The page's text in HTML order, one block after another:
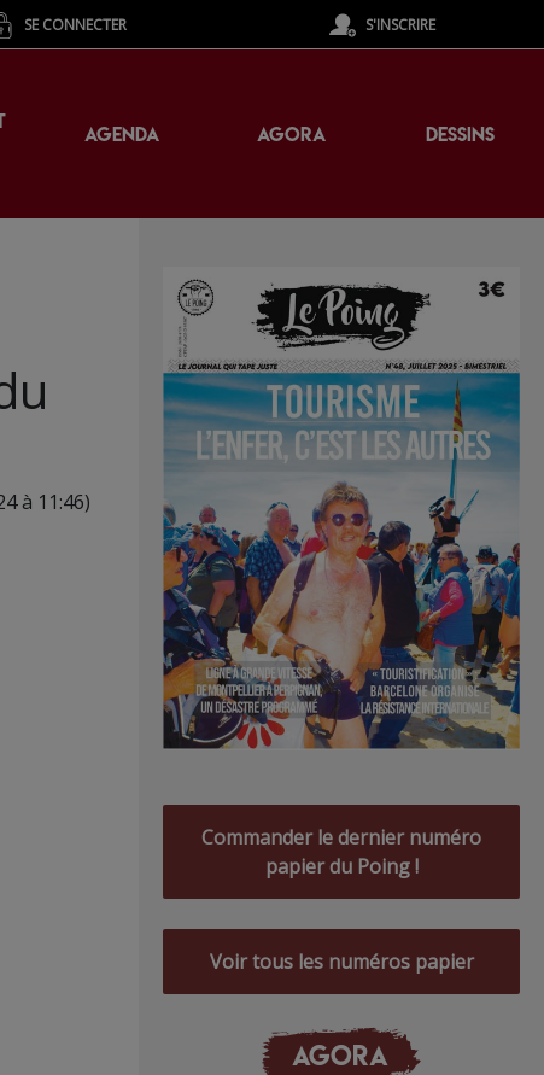
SE CONNECTER S'INSCRIRE
AGENDA AGORA DESSINS
à 11:46)
Commander le dernier numéro
papier du Poing !
Voir tous les numéros papier
AGORA